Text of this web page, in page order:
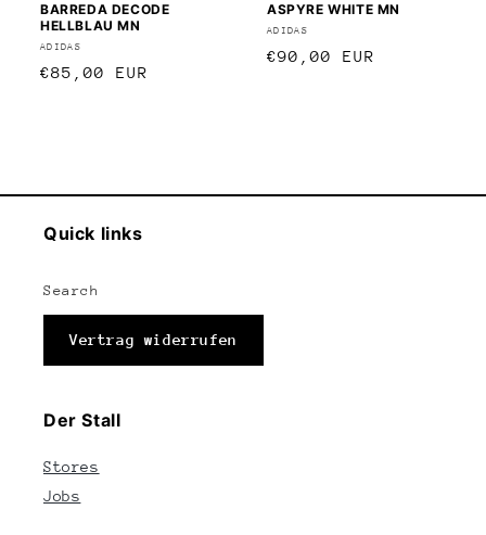
BARREDA DECODE
HELLBLAU MN
Anbieter:
ADIDAS
Normaler
€85,00 EUR
ASPYRE WHITE MN
Anbieter:
ADIDAS
Normaler
€90,00 EUR
Quick links
Search
Vertrag widerrufen
Der Stall
Stores
Jobs